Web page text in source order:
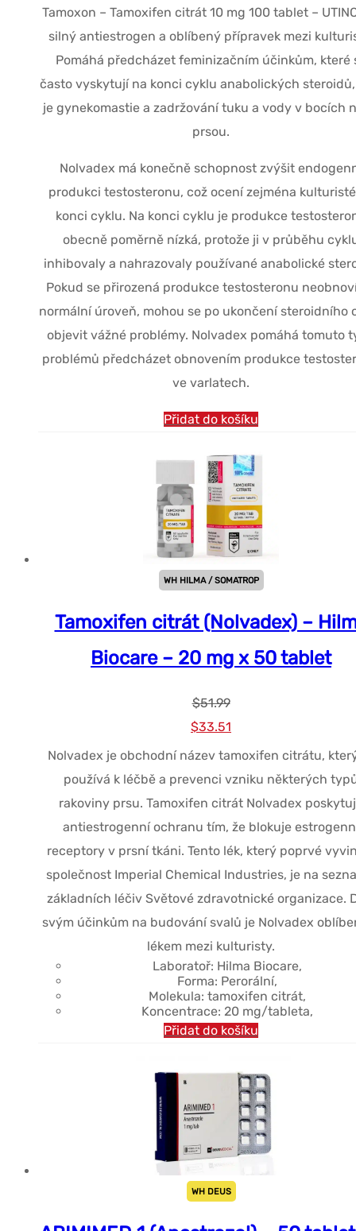
Tamoxon – Tamoxifen citrát 10 mg 100 tablet –
silný antiestrogen a oblíbený přípravek mezi
Pomáhá předcházet feminizačním účinkům, které
často vyskytují na konci cyklu anabolických
je gynekomastie a zadržování tuku a vody v bocích
prsou.
Nolvadex má konečně schopnost zvýšit
produkci testosteronu, což ocení zejména
konci cyklu. Na konci cyklu je produkce
obecně poměrně nízká, protože ji v průběhu
inhibovaly a nahrazovaly používané anabolické
Pokud se přirozená produkce testosteronu
normální úroveň, mohou se po ukončení steroidního
objevit vážné problémy. Nolvadex pomáhá tomuto
problémů předcházet obnovením produkce
ve varlatech.
Přidat do košíku
WH HILMA / SOMATROP
Tamoxifen citrát (Nolvadex) –
Biocare – 20 mg x 50 tablet
$51.99
Původní
cena
byla:
$51.99.
$33.51
cena
je:
$33.51.
Nolvadex je obchodní název tamoxifen citrátu,
používá k léčbě a prevenci vzniku některých
rakoviny prsu. Tamoxifen citrát Nolvadex
antiestrogenní ochranu tím, že blokuje
receptory v prsní tkáni. Tento lék, který poprvé
společnost Imperial Chemical Industries, je na
základních léčiv Světové zdravotnické organizace.
svým účinkům na budování svalů je Nolvadex
lékem mezi kulturisty.
Laboratoř: Hilma Biocare,
Forma: Perorální,
Molekula: tamoxifen citrát,
Koncentrace: 20 mg/tableta,
Přidat do košíku
WH DEUS